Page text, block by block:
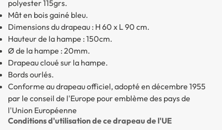
polyester 115grs.
Mât en bois gainé bleu.
Dimensions du drapeau : H 60 x L 90 cm.
Hauteur de la hampe : 150cm.
Ø de la hampe : 20mm.
Drapeau cloué sur la hampe.
Bords ourlés.
Conforme au drapeau officiel, adopté en décembre 1955
par le conseil de l'Europe pour emblème des pays de
l'Union Européenne
Conditions d'utilisation de ce drapeau de l'UE